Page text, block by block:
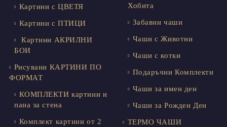
Картини с ЦВЕТЯ
Картини с ПТИЦИ
Картини АКРИЛНИ
БОИ
Рисувани КАРТИНИ ПО
ФОРМАТ
КОМПЛЕКТИ картини и
пана за стена
Комплект картини от 2
Хобита
Забавни чаши
Чаши с Животни
Чаши с котки
Подаръчни Комплекти
Чаши за имен ден
Чаши за Рожден Ден
ТЕРМО ЧАШИ